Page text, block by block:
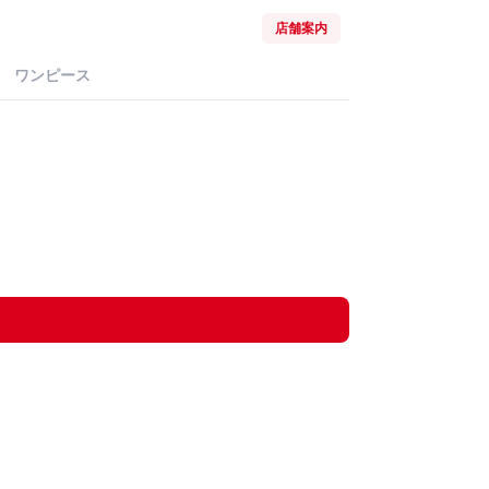
店舗案内
ワンピース